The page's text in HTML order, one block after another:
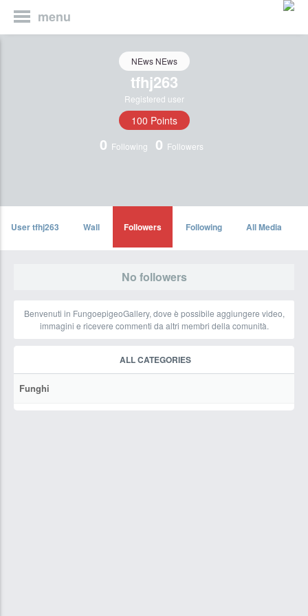
menu
NEws NEws
tfhj263
Registered user
100 Points
0 Following 0 Followers
User tfhj263 Wall Followers Following All Media
No followers
Benvenuti in FungoepigeoGallery, dove è possibile aggiungere video,
immagini e ricevere commenti da altri membri della comunità.
ALL CATEGORIES
Funghi